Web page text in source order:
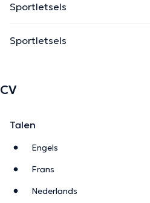
Sportletsels
Sportletsels
CV
Talen
Engels
Frans
Nederlands